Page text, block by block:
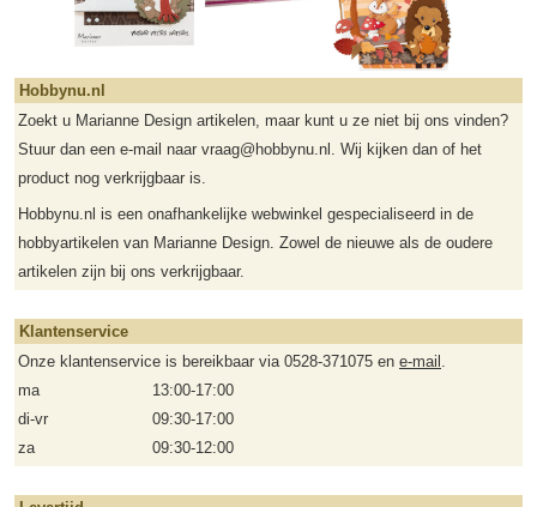
Hobbynu.nl
Zoekt u Marianne Design artikelen, maar kunt u ze niet bij ons vinden?
Stuur dan een e-mail naar vraag@hobbynu.nl. Wij kijken dan of het
product nog verkrijgbaar is.
Hobbynu.nl is een onafhankelijke webwinkel gespecialiseerd in de
hobbyartikelen van Marianne Design. Zowel de nieuwe als de oudere
artikelen zijn bij ons verkrijgbaar.
Klantenservice
Onze klantenservice is bereikbaar via 0528-371075 en e-mail .
ma
13:00-17:00
di-vr
09:30-17:00
za
09:30-12:00